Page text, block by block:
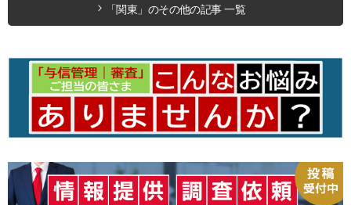
「関東」のその他の記事 一覧